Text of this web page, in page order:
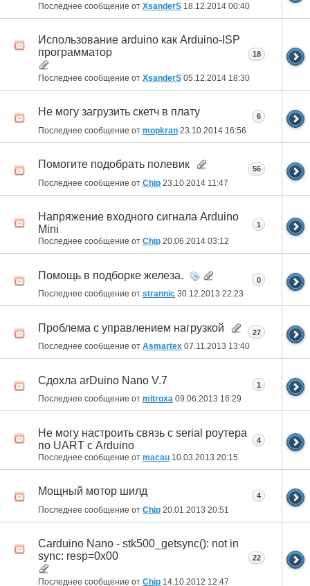
Последнее сообщение от XsanderS 18.12.2014 00:40
Использование arduino как Arduino-ISP
программатор
Последнее сообщение от XsanderS 05.12.2014 18:30
18
Не могу загрузить скетч в плату
Последнее сообщение от mopkran 23.10.2014 16:56
6
Помогите подобрать полевик
Последнее сообщение от Chip 23.10.2014 11:47
56
Напряжение входного сигнала Arduino
Mini
Последнее сообщение от Chip 20.06.2014 03:12
1
Помощь в подборке железа.
Последнее сообщение от strannic 30.12.2013 22:23
0
Проблема с управлением нагрузкой
Последнее сообщение от Asmartex 07.11.2013 13:40
27
Сдохла arDuino Nano V.7
Последнее сообщение от mitroxa 09.06.2013 16:29
1
Не могу настроить связь с serial роутера
по UART с Arduino
Последнее сообщение от macau 10.03.2013 20:15
4
Мощный мотор шилд
Последнее сообщение от Chip 20.01.2013 20:51
4
Carduino Nano - stk500_getsync(): not in
sync: resp=0x00
Последнее сообщение от Chip 14.10.2012 12:47
22